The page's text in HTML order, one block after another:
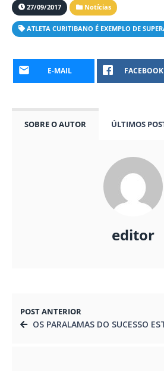
27/09/2017 Notícias
ATLETA CURITIBANO É EXEMPLO DE
E-MAIL FACEBOOK
SOBRE O AUTOR ÚLTIMOS
editor
POST ANTERIOR
OS PARALAMAS DO SUCESSO ESTREIAM TURNÊ